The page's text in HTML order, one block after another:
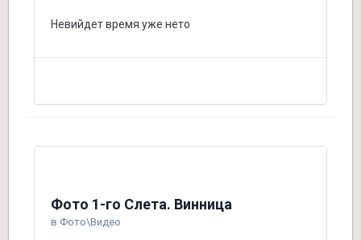
Невийдет время уже нето
Фото 1-го Слета. Винница
в Фото\Видео